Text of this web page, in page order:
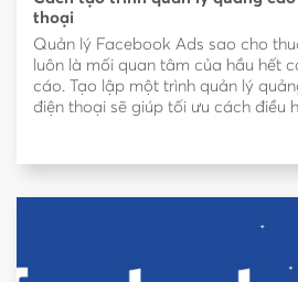
thoại
Quản lý Facebook Ads sao cho
luôn là mối quan tâm của hầu hết
cáo. Tạo lập một trình quản lý
điện thoại sẽ giúp tối ưu cách điều